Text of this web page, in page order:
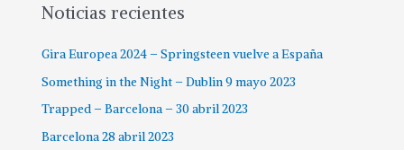
p
r
:
Noticias recientes
Gira Europea 2024 – Springsteen vuelve a España
Something in the Night – Dublin 9 mayo 2023
Trapped – Barcelona – 30 abril 2023
Barcelona 28 abril 2023